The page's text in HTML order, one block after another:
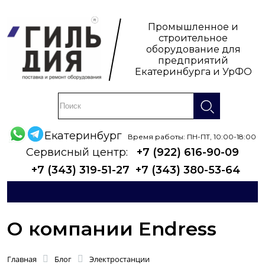
Промышленное и
строительное
оборудование для
предприятий
Екатеринбурга и УрФО
Екатеринбург Время работы: ПН-ПТ, 10:00-18:00
Сервисный центр:
+7 (922) 616-90-09
+7 (343) 319-51-27 +7 (343) 380-53-64
О компании Endress
Главная Блог Электростанции